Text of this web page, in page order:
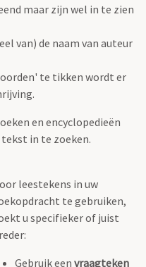
maar zijn wel in te zien
van) de naam van auteur
te tikken wordt er
en encyclopedieën
in te zoeken.
leestekens in uw
te gebruiken,
u specifieker of juist
Gebruik een vraagteken